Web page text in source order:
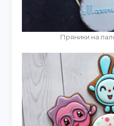
Пряники на